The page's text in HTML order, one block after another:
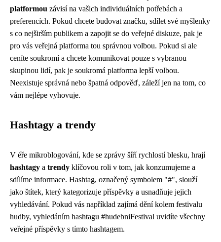
platformou závisí na vašich individuálních potřebách a
preferencích. Pokud chcete budovat značku, sdílet své myšlenky
s co nejširším publikem a zapojit se do veřejné diskuze, pak je
pro vás veřejná platforma tou správnou volbou. Pokud si ale
ceníte soukromí a chcete komunikovat pouze s vybranou
skupinou lidí, pak je soukromá platforma lepší volbou.
Neexistuje správná nebo špatná odpověď, záleží jen na tom, co
vám nejlépe vyhovuje.
Hashtagy a trendy
V éře mikroblogování, kde se zprávy šíří rychlostí blesku, hrají
hashtagy a trendy klíčovou roli v tom, jak konzumujeme a
sdílíme informace. Hashtag, označený symbolem "#", slouží
jako štítek, který kategorizuje příspěvky a usnadňuje jejich
vyhledávání. Pokud vás například zajímá dění kolem festivalu
hudby, vyhledáním hashtagu #hudebniFestival uvidíte všechny
veřejné příspěvky s tímto hashtagem.